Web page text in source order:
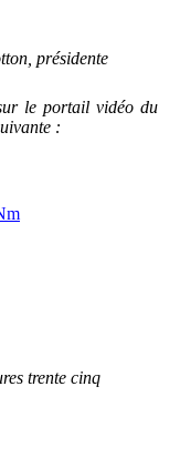
présidente
le portail vidéo du
:
trente cinq